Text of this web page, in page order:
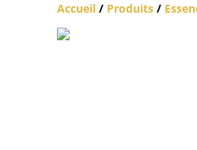
Accueil / Produits /